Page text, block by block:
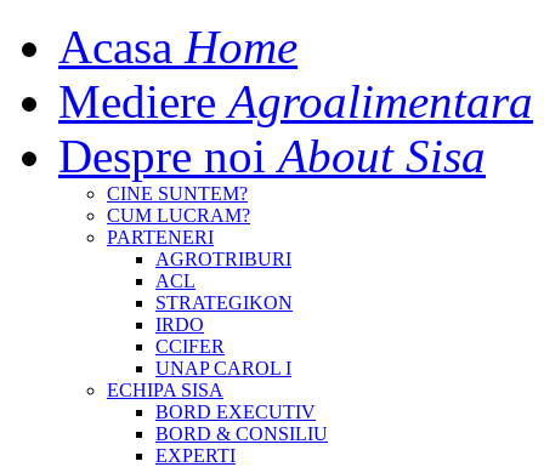
Acasa Home
MediereAgroalimentara
Despre noiAbout Sisa
CINE SUNTEM?
CUM LUCRAM?
PARTENERI
AGROTRIBURI
ACL
STRATEGIKON
IRDO
CCIFER
UNAP CAROL I
ECHIPA SISA
BORD EXECUTIV
BORD & CONSILIU
EXPERTI